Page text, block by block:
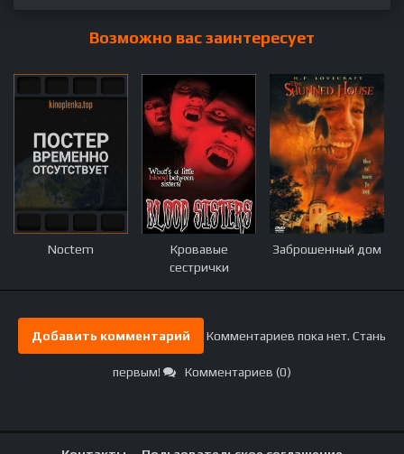
Возможно вас заинтересует
Noctem
Кровавые
сестрички
Заброшенный дом
Добавить комментарий Комментариев пока нет. Стань
первым! Комментариев (0)